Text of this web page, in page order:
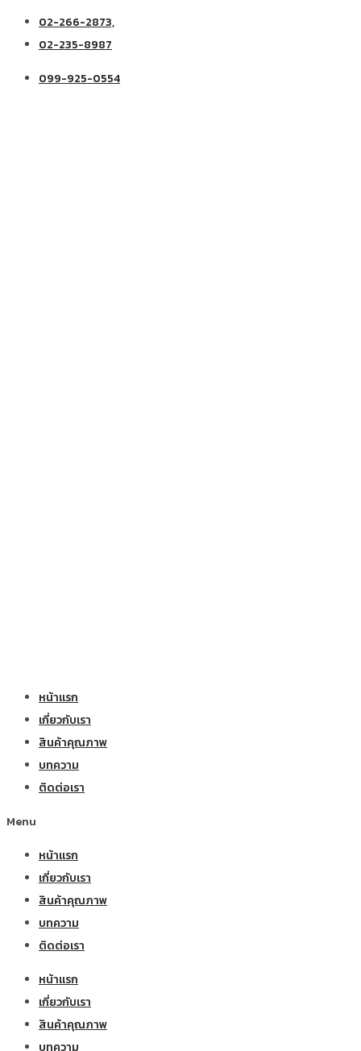
02-266-2873,
02-235-8987
099-925-0554
หน้าแรก
เกี่ยวกับเรา
สินค้าคุณภาพ
บทความ
ติดต่อเรา
Menu
หน้าแรก
เกี่ยวกับเรา
สินค้าคุณภาพ
บทความ
ติดต่อเรา
หน้าแรก
เกี่ยวกับเรา
สินค้าคุณภาพ
บทความ